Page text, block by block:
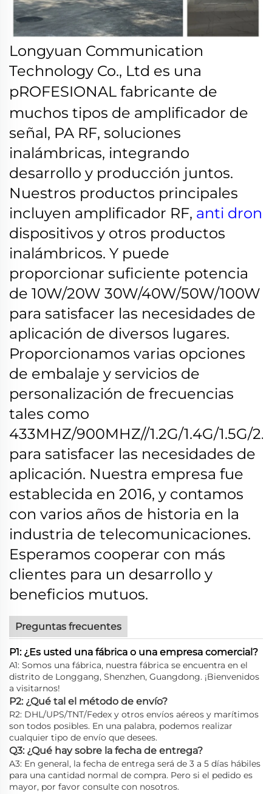
Longyuan Communication
Technology Co., Ltd es una
pROFESIONAL fabricante de
muchos tipos de amplificador de
señal, PA RF, soluciones
inalámbricas, integrando
desarrollo y producción juntos.
Nuestros productos principales
incluyen amplificador RF, anti dron
dispositivos y otros productos
inalámbricos. Y puede
proporcionar suficiente potencia
de 10W/20W 30W/40W/50W/100W
para satisfacer las necesidades de
aplicación de diversos lugares.
Proporcionamos varias opciones
de embalaje y servicios de
personalización de frecuencias
tales como
433MHZ/900MHZ//1.2G/1.4G/1.5G/
para satisfacer las necesidades de
aplicación. Nuestra empresa fue
establecida en 2016, y contamos
con varios años de historia en la
industria de telecomunicaciones.
Esperamos cooperar con más
clientes para un desarrollo y
beneficios mutuos.
Preguntas frecuentes
P1: ¿Es usted una fábrica o una empresa comercial?
A1: Somos una fábrica, nuestra fábrica se encuentra en el
distrito de Longgang, Shenzhen, Guangdong. ¡Bienvenidos
a visitarnos!
P2: ¿Qué tal el método de envío?
R2: DHL/UPS/TNT/Fedex y otros envíos aéreos y marítimos
son todos posibles. En una palabra, podemos realizar
cualquier tipo de envío que desees.
Q3: ¿Qué hay sobre la fecha de entrega?
A3: En general, la fecha de entrega será de 3 a 5 días hábiles
para una cantidad normal de compra. Pero si el pedido es
mayor, por favor consulte con nosotros.